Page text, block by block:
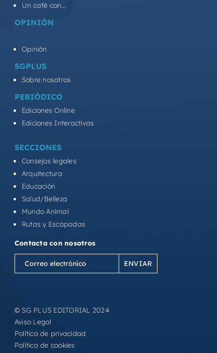
Un café con...
OPINIÓN
Opinión
SGPLUS
Sobre nosotros
PERIÓDICO
Ediciones Online
Ediciones Interactivas
SECCIONES
Consejos legales
Arquitectura
Educación
Salud/Belleza
Mundo Animal
Rutas y Escapadas
Contacta con nosotros
Correo
electrónico
© SG PLUS EDITORIAL 2024
Aviso Legal
Política de privacidad
Política de cookies